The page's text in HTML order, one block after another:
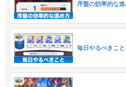
序盤の効率的な
毎日やるべきこ